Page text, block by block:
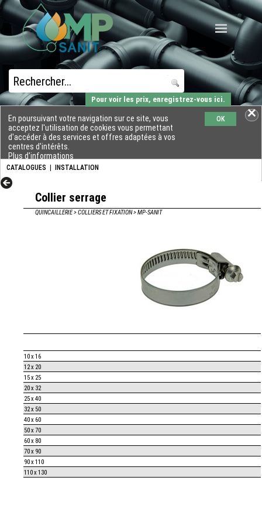
CATALOGUES INSTALLATION
En poursuivant votre navigation sur ce site, vous
acceptez l'utilisation de cookies vous permettant
d'accéder à des services et offres adaptées à vos
centres d'intérêts.
Plus d'informations
OK
Pour voir les prix, enregistrez-vous ici.